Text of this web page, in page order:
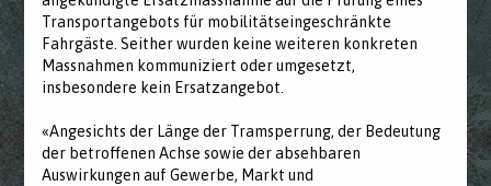
Transportangebots für mobilitätseingeschränkte
Fahrgäste. Seither wurden keine weiteren konkreten
Massnahmen kommuniziert oder umgesetzt,
insbesondere kein Ersatzangebot.
«Angesichts der Länge der Tramsperrung, der Bedeutung
der betroffenen Achse sowie der absehbaren
Auswirkungen auf Gewerbe, Markt und